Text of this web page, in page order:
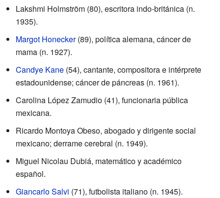
Lakshmi Holmström (80), escritora indo-británica (n.
1935).
Margot Honecker(89), política alemana, cáncer de
mama (n. 1927).
Candye Kane (54), cantante, compositora e intérprete
estadounidense; cáncer de páncreas (n. 1961).
Carolina López Zamudio (41), funcionaria pública
mexicana.
Ricardo Montoya Obeso, abogado y dirigente social
mexicano; derrame cerebral (n. 1949).
Miguel Nicolau Dubiá, matemático y académico
español.
Giancarlo Salvi (71), futbolista italiano (n. 1945).